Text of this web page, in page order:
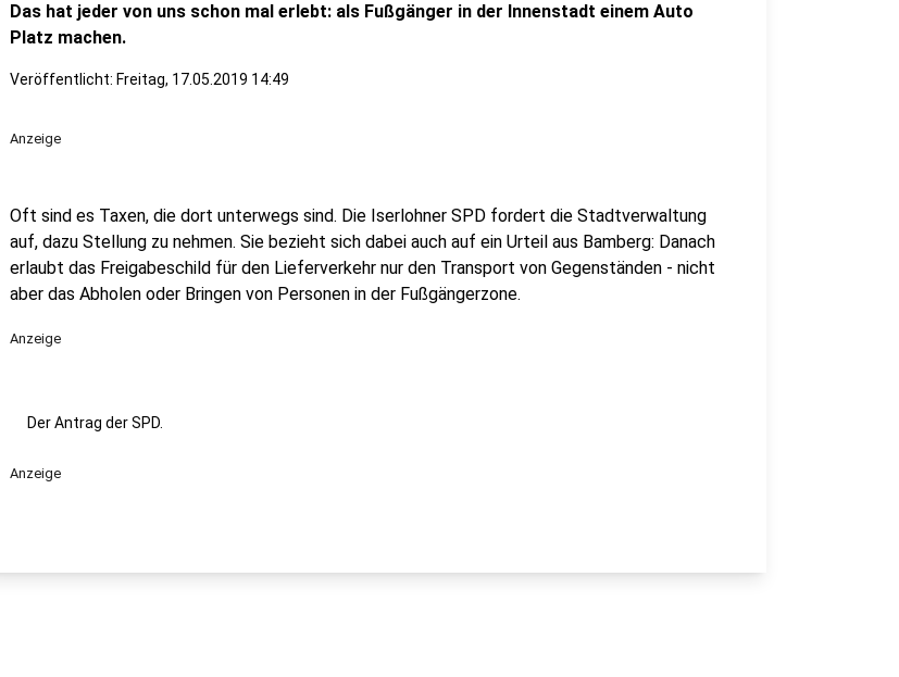
Das hat jeder von uns schon mal erlebt: als Fußgänger in der Innenstadt einem Auto
Platz machen.
Veröffentlicht: Freitag, 17.05.2019 14:49
Anzeige
Oft sind es Taxen, die dort unterwegs sind. Die Iserlohner SPD fordert die Stadtverwaltung
auf, dazu Stellung zu nehmen. Sie bezieht sich dabei auch auf ein Urteil aus Bamberg: Danach
erlaubt das Freigabeschild für den Lieferverkehr nur den Transport von Gegenständen - nicht
aber das Abholen oder Bringen von Personen in der Fußgängerzone.
Anzeige
Der Antrag der SPD.
Anzeige